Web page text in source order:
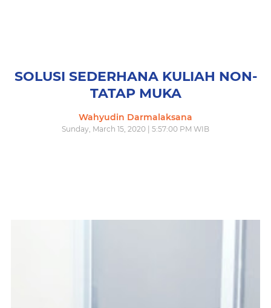
SOLUSI SEDERHANA KULIAH NON-
TATAP MUKA
Wahyudin Darmalaksana
Sunday, March 15, 2020 | 5:57:00 PM WIB